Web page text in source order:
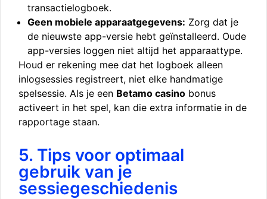
transactielogboek.
Geen mobiele apparaatgegevens: Zorg dat je
de nieuwste app-versie hebt geïnstalleerd. Oude
app-versies loggen niet altijd het apparaattype.
Houd er rekening mee dat het logboek alleen
inlogsessies registreert, niet elke handmatige
spelsessie. Als je een Betamo casino bonus
activeert in het spel, kan die extra informatie in de
rapportage staan.
5. Tips voor optimaal
gebruik van je
sessiegeschiedenis